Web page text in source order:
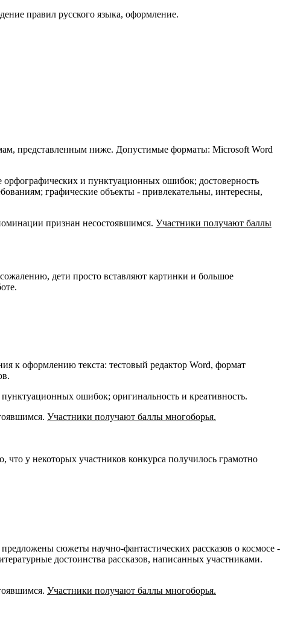
правил русского языка, оформление.
представленным ниже. Допустимые форматы: Microsoft Word
орфографических и пунктуационных ошибок; достоверность
графические объекты - привлекательны, интересны,
признан несостоявшимся. Участники получают баллы
дети просто вставляют картинки и большое
к оформлению текста: тестовый редактор Word, формат
ошибок; оригинальность и креативность.
Участники получают баллы многоборья.
что у некоторых участников конкурса получилось грамотно
сюжеты научно-фантастических рассказов о космосе -
достоинства рассказов, написанных участниками.
Участники получают баллы многоборья.